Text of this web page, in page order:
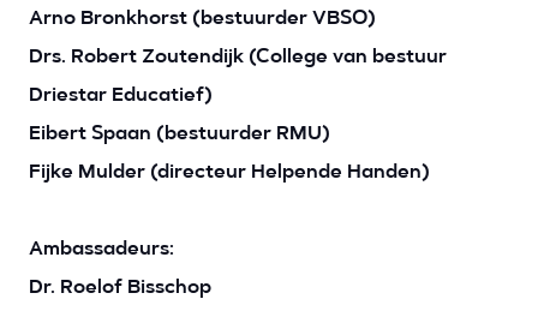
Arno Bronkhorst (bestuurder VBSO)
Drs. Robert Zoutendijk (College van bestuur
Driestar Educatief)
Eibert Spaan (bestuurder RMU)
Fijke Mulder (directeur Helpende Handen)
Ambassadeurs:
Dr. Roelof Bisschop